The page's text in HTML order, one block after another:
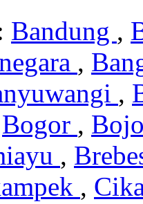
Bandung ,
,
,
Bogor ,
,
,